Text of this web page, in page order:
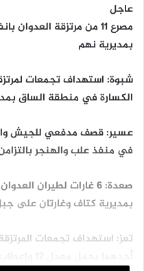
عاجل
مصرع 11 من مرتزقة
بمديرية نهم
شبوة: استهداف تجمعات
الكسارة في منطقة الساق
عسير: قصف مدفعي للجيش
في منفذ علب والهنجر
صعدة: 6 غارات لطيران
بمديرية كتاف وغارتان على
تعز: استهداف تجمعات